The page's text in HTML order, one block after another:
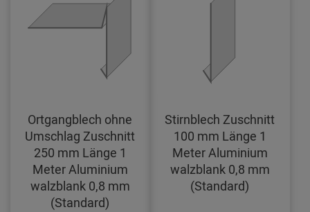
Ortgangblech ohne
Umschlag Zuschnitt
250 mm Länge 1
Meter Aluminium
walzblank 0,8 mm
(Standard)
Stirnblech Zuschnitt
100 mm Länge 1
Meter Aluminium
walzblank 0,8 mm
(Standard)